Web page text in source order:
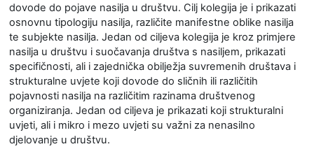
dovode do pojave nasilja u društvu. Cilj kolegija je i prikazati
osnovnu tipologiju nasilja, različite manifestne oblike nasilja
te subjekte nasilja. Jedan od ciljeva kolegija je kroz primjere
nasilja u društvu i suočavanja društva s nasiljem, prikazati
specifičnosti, ali i zajednička obilježja suvremenih društava i
strukturalne uvjete koji dovode do sličnih ili različitih
pojavnosti nasilja na različitim razinama društvenog
organiziranja. Jedan od ciljeva je prikazati koji strukturalni
uvjeti, ali i mikro i mezo uvjeti su važni za nenasilno
djelovanje u društvu.